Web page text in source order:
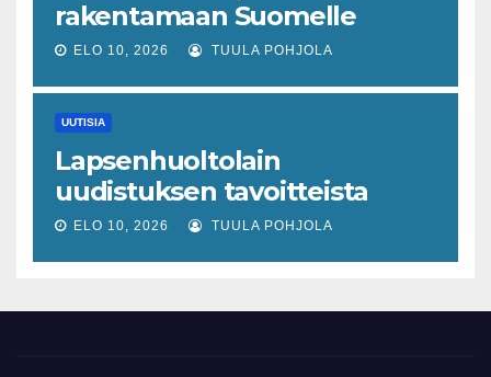
rakentamaan Suomelle
logistiikan
ELO 10, 2026 TUULA POHJOLA
UUTISIA
Lapsenhuoltolain
uudistuksen tavoitteista
moni jäi täyttymättä
ELO 10, 2026 TUULA POHJOLA